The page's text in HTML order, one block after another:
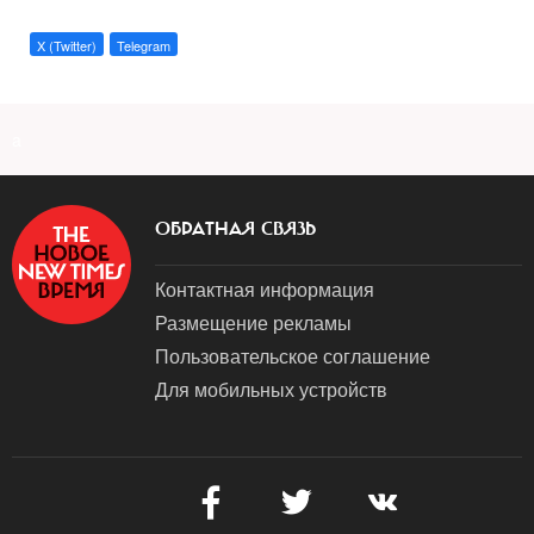
X (Twitter) Telegram
ОБРАТНАЯ СВЯЗЬ
Контактная информация
Размещение рекламы
Пользовательское соглашение
Для мобильных устройств